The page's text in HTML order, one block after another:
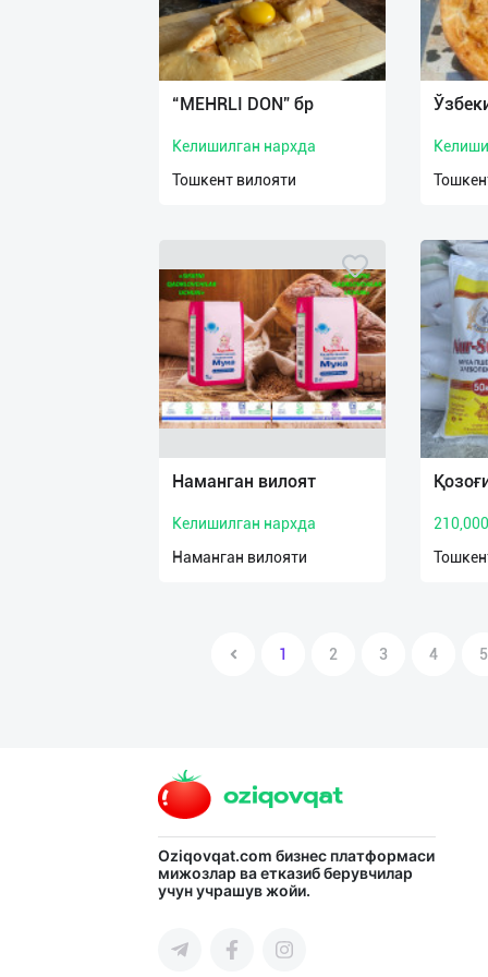
“MEHRLI DON” бр
Келишилган нархда
Тошкент вилояти
Наманган вилоят
Келишилган нархда
Наманган вилояти
1 2 3 4 5
Oziqovqat.com бизнес платформаси
мижозлар ва етказиб берувчилар
учун учрашув жойи.